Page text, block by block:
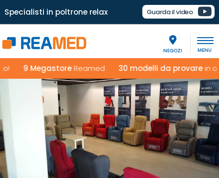
Specialisti in poltrone relax Guarda il video
NEGOZI
9 MegastoreReamed30 modelli da provarein ogni